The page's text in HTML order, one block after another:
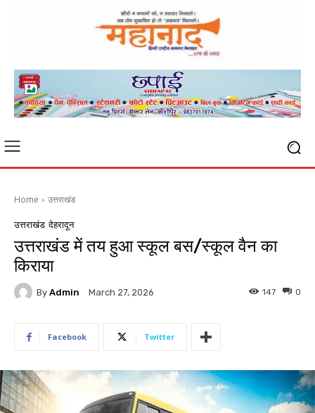
Home उत्तराखंड
उत्तराखंड देहरादून
उत्तराखंड में तय हुआ स्कूल बस/स्कूल वैन का
किराया
By Admin March 27, 2026 0
147
Facebook Twitter